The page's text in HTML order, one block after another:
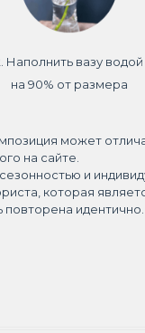
Наполнить вазу водой
на 90% от размера
может
на сайте.
и
которая
идентично.